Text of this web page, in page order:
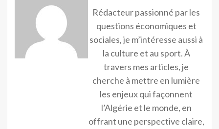
Rédacteur passionné par les
questions économiques et
sociales, je m’intéresse aussi à
la culture et au sport. À
travers mes articles, je
cherche à mettre en lumière
les enjeux qui façonnent
l’Algérie et le monde, en
offrant une perspective claire,